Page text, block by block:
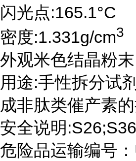
闪光点:165.1°C
密度:1.331g/cm3
外观米色结晶粉末
用途:手性拆分试
成非肽类催产素的
安全说明
危险品运输编号